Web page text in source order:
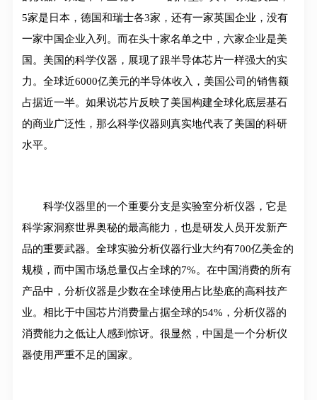
5家是日本，德国和瑞士各3家，还有一家英国企业，没有
一家中国企业入列。而在头十家名单之中，六家企业是美
国。美国的科学仪器，展现了跟半导体芯片一样强大的实
力。全球近6000亿美元的半导体收入，美国公司的销售额
占据近一半。如果说芯片反映了美国构建全球化底层基石
的商业广泛性，那么科学仪器则真实地代表了美国的科研
水平。
科学仪器里的一个重要分支是实验室分析仪器，它是
科学家洞察世界奥秘的最高能力，也是研发人员开发新产
品的重要武器。全球实验分析仪器行业大约有700亿美金的
规模，而中国市场总量仅占全球的7%。在中国消费的所有
产品中，分析仪器是少数在全球使用占比垫底的高科技产
业。相比于中国芯片消费量占据全球的54%，分析仪器的
消费能力之低让人感到惊讶。很显然，中国是一个分析仪
器使用严重不足的国家。